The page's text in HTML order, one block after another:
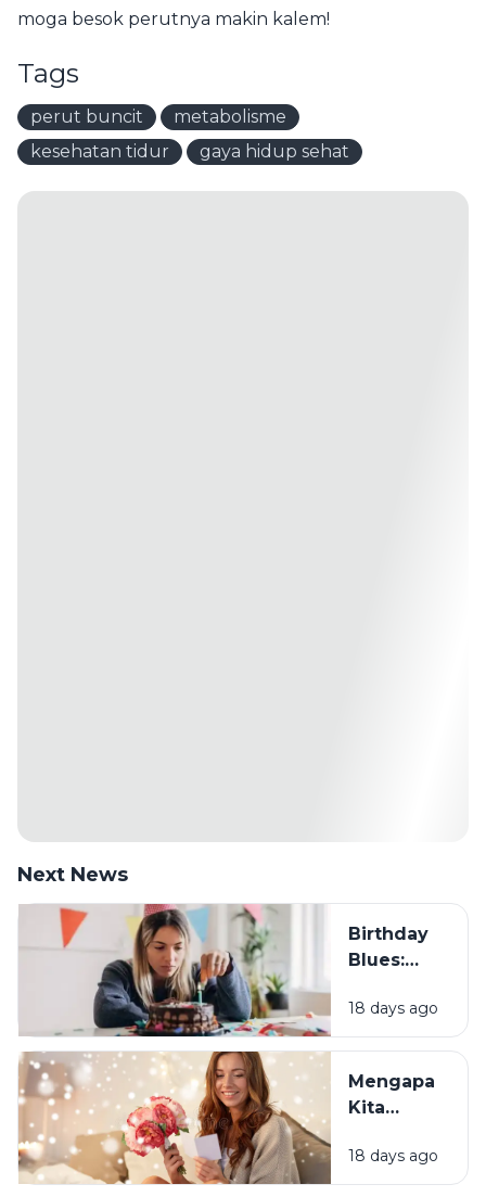
moga besok perutnya makin kalem!
Tags
perut buncit
metabolisme
kesehatan tidur
gaya hidup sehat
Next News
Birthday
Blues:
Sebagian
Orang
Merasa
Sedih Saat
Tahun?
18 days ago
Mengapa
Kita
Mendapat
Ucapan
18 days ago